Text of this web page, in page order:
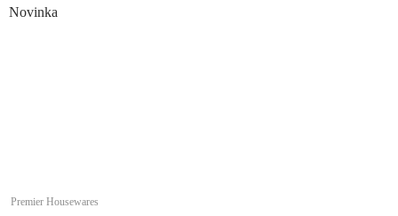
Novinka
Premier Housewares